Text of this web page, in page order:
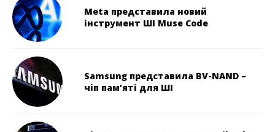
Meta представила новий
інструмент ШІ Muse Code
Samsung представила BV-NAND –
чіп пам’яті для ШІ